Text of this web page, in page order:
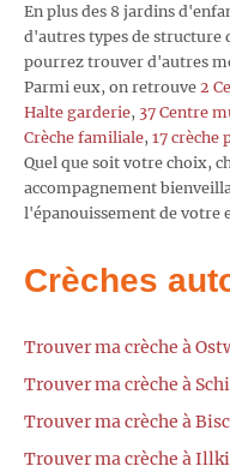
En plus des 8 jardins
d'autres types de structure
pourrez trouver d'autres
Parmi eux, on retrouve 2
Halte garderie, 37 Centre
Crèche familiale, 17 crèche
Quel que soit votre choix,
accompagnement
l'épanouissement de votre
Crèches
Trouver ma crèche à
Trouver ma crèche à
Trouver ma crèche à
Trouver ma crèche à